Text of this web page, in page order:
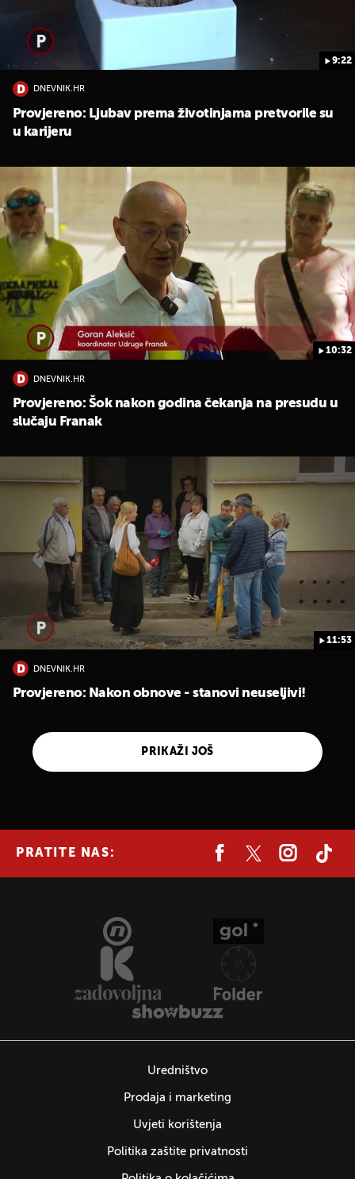
9:22
DNEVNIK.HR
Provjereno: Ljubav prema životinjama pretvorile su
u karijeru
10:32
DNEVNIK.HR
Provjereno: Šok nakon godina čekanja na presudu u
slučaju Franak
11:53
DNEVNIK.HR
Provjereno: Nakon obnove - stanovi neuseljivi!
PRIKAŽI JOŠ
PRATITE NAS:
Uredništvo
Prodaja i marketing
Uvjeti korištenja
Politika zaštite privatnosti